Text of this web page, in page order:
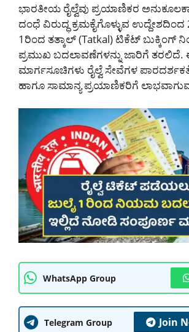
ಭಾರತೀಯ ರೈಲ್ವೆವು ಪ್ರಯಾಣಿಕರ
ದಂಧೆ ವಿರುದ್ಧ ಕ್ರಮಕೈಗೊಳ್ಳುವ ಉದ್ದೇಶದಿಂದ
1ರಿಂದ ತತ್ಕಾಲ್ (Tatkal) ಟಿಕೆಟ್ ಬುಕ್ಕಿಂಗ್
ಪ್ರಮುಖ ಬದಲಾವಣೆಗಳನ್ನು ಜಾರಿಗೆ
ಮಾರ್ಗಸೂಚಿಗಳು ರೈಲ್ವೆ ಸೇವೆಗಳ
ಹಾಗೂ ಸಾಮಾನ್ಯ ಪ್ರಯಾಣಿಕರಿಗೆ
WhatsApp Group
Telegram Group Join